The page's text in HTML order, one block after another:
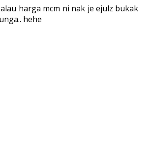
harga mcm ni nak je ejulz bukak
hehe